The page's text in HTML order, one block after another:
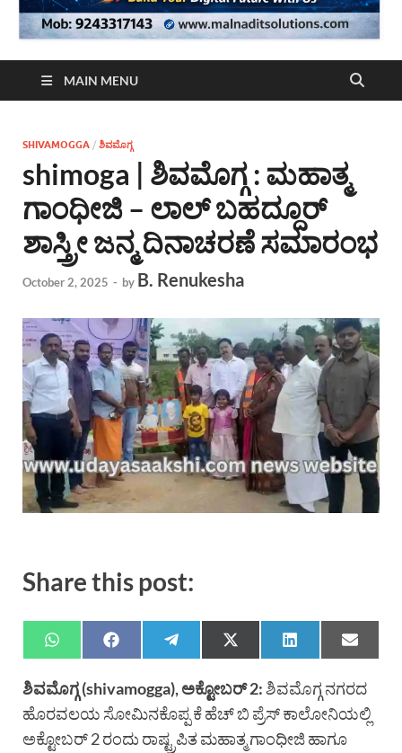
MAIN MENU
SHIVAMOGGA / ಶಿವಮೊಗ್ಗ
shimoga | ಶಿವಮೊಗ್ಗ : ಮಹಾತ್ಮ
ಗಾಂಧೀಜಿ – ಲಾಲ್ ಬಹದ್ದೂರ್
ಶಾಸ್ತ್ರೀ ಜನ್ಮ ದಿನಾಚರಣೆ ಸಮಾರಂಭ
October 2, 2025 - by B. Renukesha
Share this post:
ಶಿವಮೊಗ್ಗ (shivamogga), ಅಕ್ಟೋಬರ್ 2:ಶಿವಮೊಗ್ಗ ನಗರದ
ಹೊರವಲಯ ಸೋಮಿನಕೊಪ್ಪ ಕೆ ಹೆಚ್ ಬಿ ಪ್ರೆಸ್ ಕಾಲೋನಿಯಲ್ಲಿ
ಅಕ್ಟೋಬರ್ 2 ರಂದು ರಾಷ್ಟ್ರಪಿತ ಮಹಾತ್ಮ ಗಾಂಧೀಜಿ ಹಾಗೂ